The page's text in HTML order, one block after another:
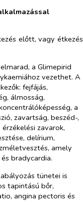
előtt, vagy étkezés
a Glimepirid
vezethet. A
fejfájás,
álmosság,
a
zavartság, beszéd-,
zavarok,
delírium,
amely
bradycardia.
tünetei is
tapintású bőr,
angina pectoris és